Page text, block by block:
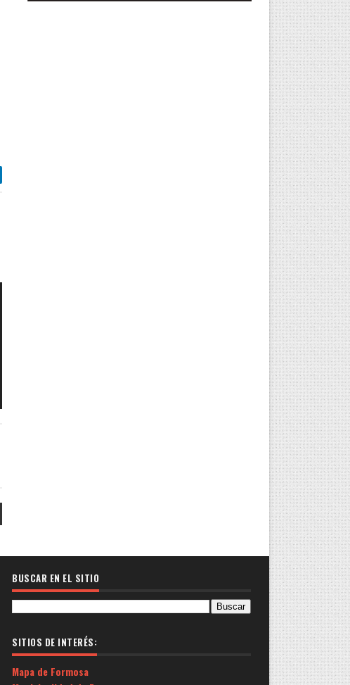
BUSCAR EN EL SITIO
SITIOS DE INTERÉS:
Mapa de Formosa